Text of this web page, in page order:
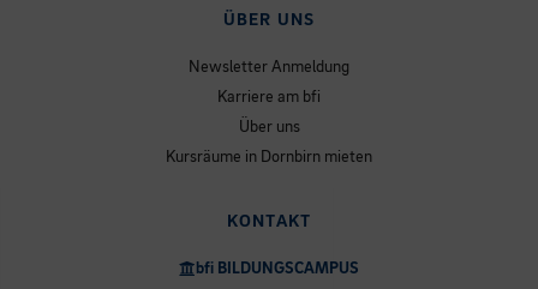
ÜBER UNS
Newsletter Anmeldung
Karriere am bfi
Über uns
Kursräume in Dornbirn mieten
KONTAKT
bfi BILDUNGSCAMPUS